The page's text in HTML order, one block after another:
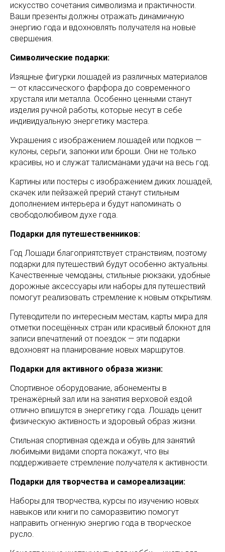
искусство сочетания символизма и практичности.
Ваши презенты должны отражать динамичную
энергию года и вдохновлять получателя на новые
свершения.
Символические подарки:
Изящные фигурки лошадей из различных материалов
— от классического фарфора до современного
хрусталя или металла. Особенно ценными станут
изделия ручной работы, которые несут в себе
индивидуальную энергетику мастера.
Украшения с изображением лошадей или подков —
кулоны, серьги, запонки или броши. Они не только
красивы, но и служат талисманами удачи на весь год.
Картины или постеры с изображением диких лошадей,
скачек или пейзажей прерий станут стильным
дополнением интерьера и будут напоминать о
свободолюбивом духе года.
Подарки для путешественников:
Год Лошади благоприятствует странствиям, поэтому
подарки для путешествий будут особенно актуальны.
Качественные чемоданы, стильные рюкзаки, удобные
дорожные аксессуары или наборы для путешествий
помогут реализовать стремление к новым открытиям.
Путеводители по интересным местам, карты мира для
отметки посещённых стран или красивый блокнот для
записи впечатлений от поездок — эти подарки
вдохновят на планирование новых маршрутов.
Подарки для активного образа жизни:
Спортивное оборудование, абонементы в
тренажёрный зал или на занятия верховой ездой
отлично впишутся в энергетику года. Лошадь ценит
физическую активность и здоровый образ жизни.
Стильная спортивная одежда и обувь для занятий
любимыми видами спорта покажут, что вы
поддерживаете стремление получателя к активности.
Подарки для творчества и самореализации:
Наборы для творчества, курсы по изучению новых
навыков или книги по саморазвитию помогут
направить огненную энергию года в творческое
русло.